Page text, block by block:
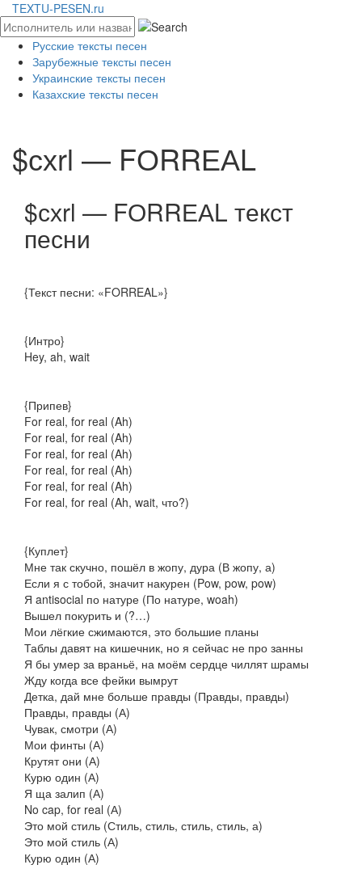
TEXTU-PESEN.ru
Русские тексты песен
Зарубежные тексты песен
Украинские тексты песен
Казахские тексты песен
$схrl — FОRRЕАL
$схrl — FОRRЕАL текст
песни
{Текст песни: «FORREAL»}
{Интро}
Hey, ah, wait
{Припев}
For real, for real (Ah)
For real, for real (Ah)
For real, for real (Ah)
For real, for real (Ah)
For real, for real (Ah)
For real, for real (Ah, wait, что?)
{Куплет}
Мне так скучно, пошёл в жопу, дура (В жопу, а)
Если я с тобой, значит накурен (Pow, pow, pow)
Я antisocial по натуре (По натуре, woah)
Вышел покурить и (?…)
Мои лёгкие сжимаются, это большие планы
Таблы давят на кишечник, но я сейчас не про занны
Я бы умер за враньё, на моём сердце чиллят шрамы
Жду когда все фейки вымрут
Детка, дай мне больше правды (Правды, правды)
Правды, правды (А)
Чувак, смотри (А)
Мои финты (А)
Крутят они (А)
Курю один (А)
Я ща залип (А)
No cap, for real (А)
Это мой стиль (Стиль, стиль, стиль, стиль, а)
Это мой стиль (А)
Курю один (А)